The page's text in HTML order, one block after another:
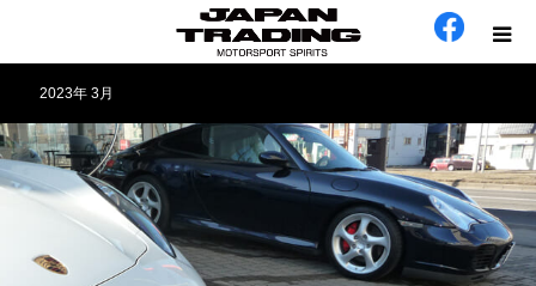
2023年 3月
ホーム
在庫車
会社概要